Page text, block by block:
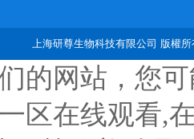
上海研尊生物科技有限公司 版權
的网站，您
区在线观看,